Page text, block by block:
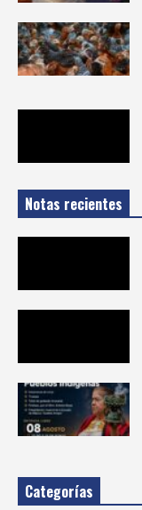
Notas recientes
Categorías